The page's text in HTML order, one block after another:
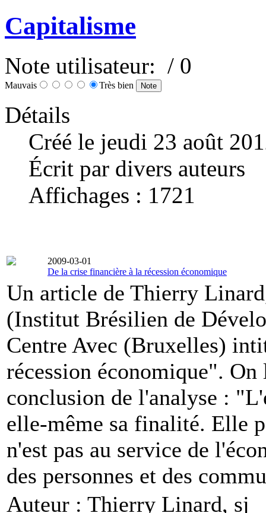
Capitalisme
Note utilisateur: / 0
Mauvais Très bien
Détails
Créé le jeudi 23 août
Écrit par divers auteurs
Affichages : 1721
2009-03-01
De la crise financière à la récession économique
Un article de Thierry
(Institut Brésilien de
Centre Avec (Bruxelles)
récession économique".
conclusion de l'analyse :
elle-même sa finalité. Elle
n'est pas au service de
des personnes et des
Auteur : Thierry Linard, sj